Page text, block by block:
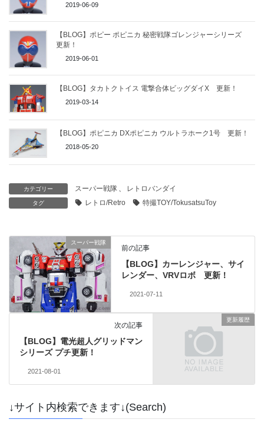
2019-06-09
【BLOG】ポピー ポピニカ 秘密戦隊ゴレンジャーシリーズ
更新！
2019-06-01
【BLOG】タカトクトイス 電撃合体ビッグダイX 更新！
2019-03-14
【BLOG】ポピニカ DXポピニカ ウルトラホーク1号 更新！
2018-05-20
カテゴリー スーパー戦隊 、 レトロバンダイ
タグ レトロ/Retro 特撮TOY/TokusatsuToy
スーパー戦隊
前の記事
【BLOG】カーレンジャー、サイ
レンダー、VRVロボ 更新！
2021-07-11
更新履歴
次の記事
【BLOG】電光超人グリッドマン
シリーズ プチ更新！
2021-08-01
↓サイト内検索できます↓(Search)